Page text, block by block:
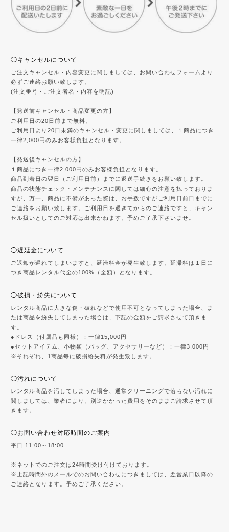
◯キャンセルについて
ご注文キャンセル・内容変更に関しましては、お問い合わせフォームより
必ずご連絡お願い致します。
(注文番号・ご注文者名・内容を明記)
【発送前キャンセル・商品変更の方】
ご利用日の20日前まで無料。
ご利用日より20日未満のキャンセル・変更に関しましては、１商品につき
一律2,000円のみお客様負担となります。
【発送後キャンセルの方】
１商品につき一律2,000円のみお客様負担となります。
商品到着日の翌日（ご利用日前）までに返送手続きをお願い致します。
商品の状態チェック・メンテナンスに関しては細心の注意を払っておりま
すが、万一、商品に不備があった際は、お手数ですがご利用日前日までに
ご連絡をお願い致します。ご利用日を過ぎてからのご連絡ですと、キャン
セル扱いとしてのご対応は出来かねます。予めご了承下さいませ。
◯遅延金について
ご返却が遅れてしまいますと、延滞料金が発生致します。延滞料は１日に
つき商品レンタル代金の100%（全額）となります。
◯破損・紛失について
レンタル商品に大きな傷・破れなどで使用不可となってしまった場合、ま
たは商品を紛失してしまった場合は、下記の金額をご請求させて頂きま
す。
●ドレス（付属品も同様）：一律15,000円
●セットアイテム、小物類（バッグ、アクセサリーなど）：一律3,000円
※それぞれ、1商品毎に破損紛失料が発生致します。
◯汚れについて
レンタル商品を汚してしまった場合、通常クリーニングで落ちない汚れに
関しましては、業者により、別途かかった費用をそのままご請求させて頂
きます。
◯お問い合わせ対応時間のご案内
平日 11:00～18:00
※ネットでのご注文は24時間受け付けております。
※上記時間外のメールでのお問い合わせにつきましては、翌営業日以降の
ご連絡となります。予めご了承ください。